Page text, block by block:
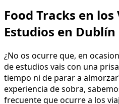
Food Tracks en los
Estudios en Dublín
¿No os ocurre que, en
de estudios vais con una
tiempo ni de parar a
experiencia de sobra,
frecuente que ocurre a los